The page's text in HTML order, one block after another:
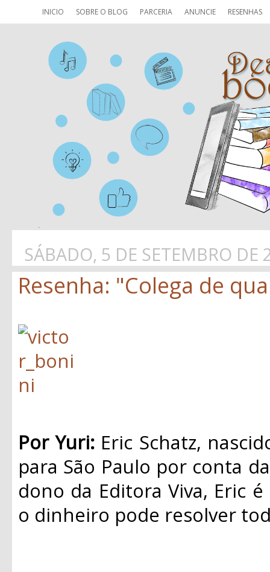
INICIO SOBRE O BLOG PARCERIA ANUNCIE RESENHAS
SÁBADO, 5 DE SETEMBRO DE
Resenha: "Colega de
Por Yuri: Eric Schatz,
para São Paulo por conta
dono da Editora Viva, Eric
o dinheiro pode resolver